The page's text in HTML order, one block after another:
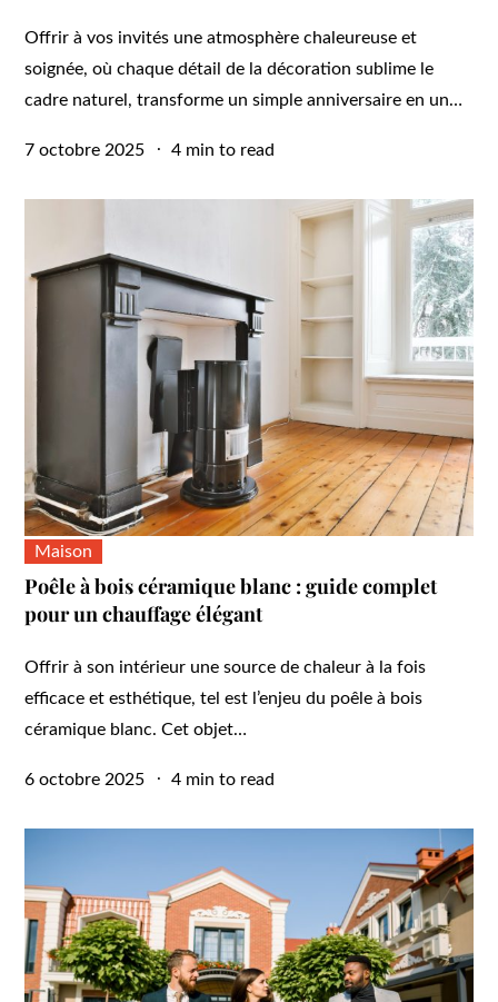
Offrir à vos invités une atmosphère chaleureuse et
soignée, où chaque détail de la décoration sublime le
cadre naturel, transforme un simple anniversaire en un…
Posted
7 octobre 2025 4 min to read
Maison
Poêle à bois céramique blanc : guide complet
pour un chauffage élégant
Offrir à son intérieur une source de chaleur à la fois
efficace et esthétique, tel est l’enjeu du poêle à bois
céramique blanc. Cet objet…
Posted
6 octobre 2025 4 min to read